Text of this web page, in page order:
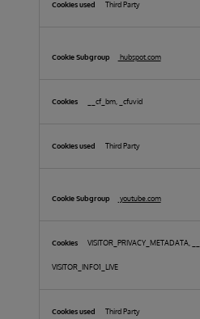
Third Party
hubspot.com
__cf_bm, _cfuvid
Third Party
youtube.com
VISITOR_PRIVACY_METADATA,
VISITOR_INFO1_LIVE
Third Party